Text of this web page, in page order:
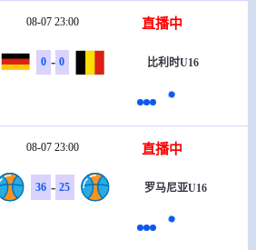
08-07 23:00 直播中
0 - 0 比利时U16
08-07 23:00 直播中
36 - 25 罗马尼亚U16